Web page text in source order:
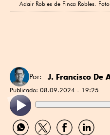
Adair Robles de Finca Robles.
Por: J. Francisco De
Publicado: 08.09.2024 - 19:25
Compartir
por
Compartir
por
Compartir
por
Compartir
por